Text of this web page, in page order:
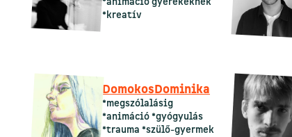
*kreatív
DomokosDominika
*megszólalásig
*animáció *gyógyulás
*trauma *szülő-gyermek